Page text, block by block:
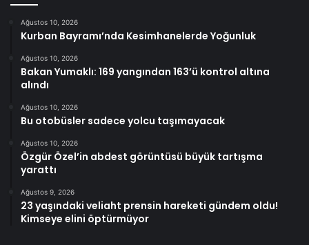
Ağustos 10, 2026
Kurban Bayramı’nda Kesimhanelerde Yoğunluk
Ağustos 10, 2026
Bakan Yumaklı: 169 yangından 163’ü kontrol altına
alındı
Ağustos 10, 2026
Bu otobüsler sadece yolcu taşımayacak
Ağustos 10, 2026
Özgür Özel’in abdest görüntüsü büyük tartışma
yarattı
Ağustos 9, 2026
23 yaşındaki veliaht prensin hareketi gündem oldu!
Kimseye elini öptürmüyor